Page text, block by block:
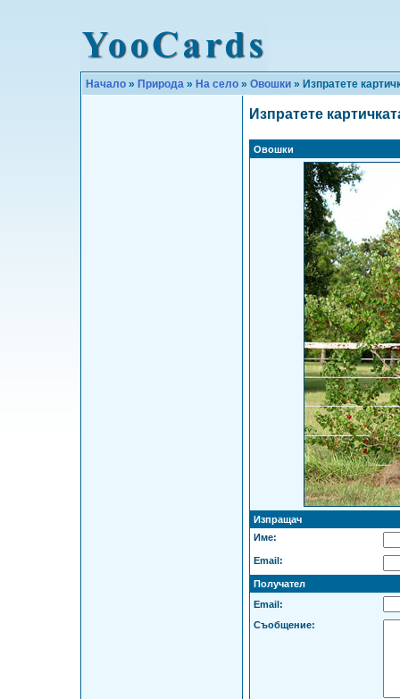
Начало » Природа » На село » Овошки » Изпратете
Изпратете
Овошки
Изпращач
Име:
Email:
Получател
Email:
Съобщение: